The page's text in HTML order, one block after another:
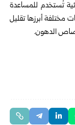
تُستخدم للمساعدة
مختلفة أبرزها تقليل
الدهون.